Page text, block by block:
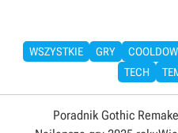
WSZYSTKIE GRY
TECH
Poradnik Gothic Remake